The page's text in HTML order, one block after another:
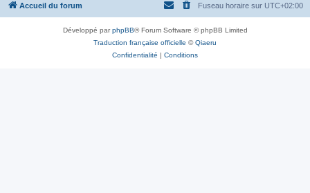
Accueil du forum Fuseau horaire sur UTC+02:00
Développé parphpBB® Forum Software © phpBB Limited
Traduction française officielle ©Qiaeru
Confidentialité | Conditions